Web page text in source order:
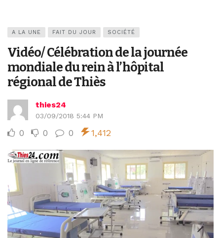
A LA UNE FAIT DU JOUR SOCIÉTÉ
Vidéo/ Célébration de la journée
mondiale du rein à l’hôpital
régional de Thiès
thies24
03/09/2018 5:44 PM
0 0 0 1,412